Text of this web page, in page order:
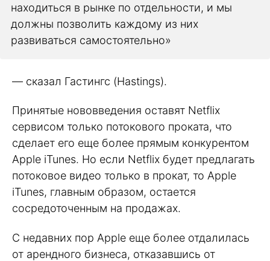
находиться в рынке по отдельности, и мы
должны позволить каждому из них
развиваться самостоятельно»
— сказал Гастингс (Hastings).
Принятые нововведения оставят Netflix
сервисом только потокового проката, что
сделает его еще более прямым конкурентом
Apple iTunes. Но если Netflix будет предлагать
потоковое видео только в прокат, то Apple
iTunes, главным образом, остается
сосредоточенным на продажах.
С недавних пор Apple еще более отдалилась
от арендного бизнеса, отказавшись от